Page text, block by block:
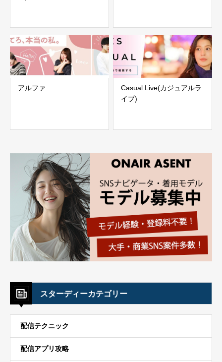
アルファ
Casual Live(カジュアルラ
イブ)
スターディーカテゴリー
配信テクニック
配信アプリ攻略